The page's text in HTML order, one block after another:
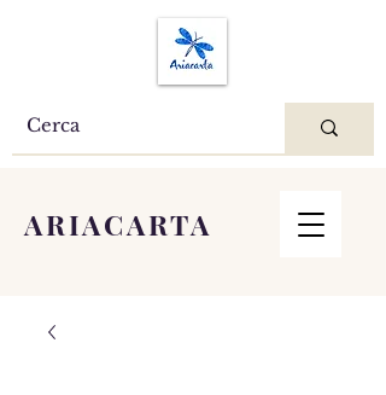
ARIACARTA